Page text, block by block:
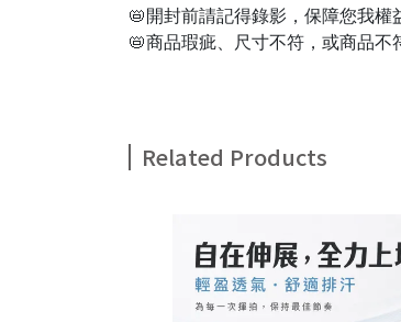
📛開封前請記得錄影，保障您我權
📛商品瑕疵、尺寸不符，或商品不
Related Products